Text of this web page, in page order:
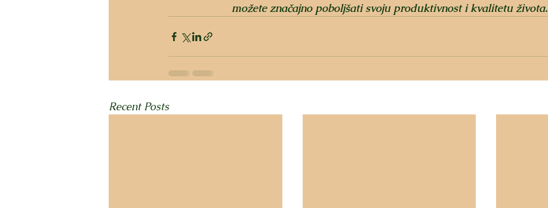
možete značajno poboljšati svoju produktivnost i kvalitetu života.
Recent Posts